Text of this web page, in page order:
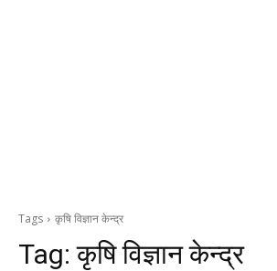
Tags कृषि विज्ञान केन्द्र
Tag:कृषि विज्ञान केन्द्र